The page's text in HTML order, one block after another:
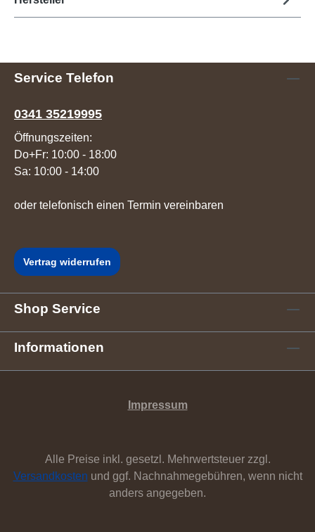
Service Telefon
0341 35219995
Öffnungszeiten:
Do+Fr: 10:00 - 18:00
Sa: 10:00 - 14:00
oder telefonisch einen Termin vereinbaren
Vertrag widerrufen
Shop Service
Informationen
Impressum
Alle Preise inkl. gesetzl. Mehrwertsteuer zzgl.
Versandkosten und ggf. Nachnahmegebühren, wenn nicht
anders angegeben.